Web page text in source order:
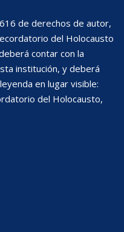
de derechos de autor,
del Holocausto
contar con la
institución, y deberá
en lugar visible:
del Holocausto,